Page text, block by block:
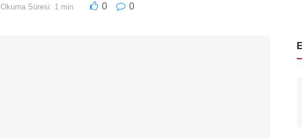
Okuma Süresi: 1 min 0 0